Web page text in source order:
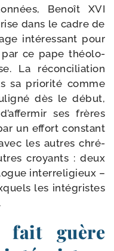
Benoît XVI
dans le cadre de
inté­res­sant pour
par ce pape théo­lo­
La récon­ci­lia­tion
sa prio­ri­té comme
dès le début,
ses frères
un effort constant
avec les autres chré­
croyants : deux
inter­re­li­gieux –
les inté­gristes
fait guère